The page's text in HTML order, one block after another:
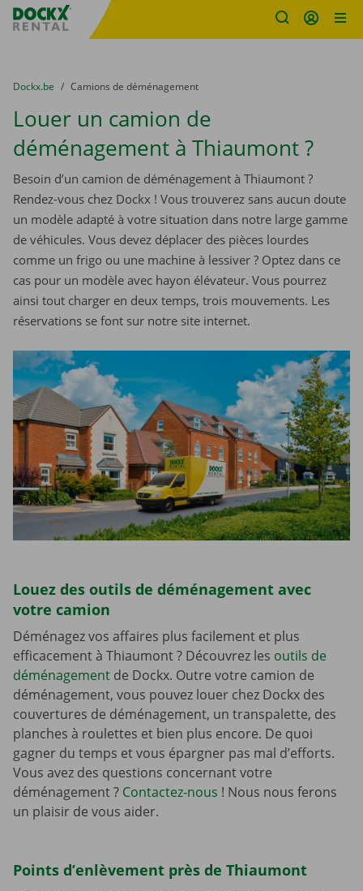
sitename
You are here:
du
Dockx.be to
Camions de déménagement
Louer un camion de
déménagement à Thiaumont ?
Besoin d’un camion de déménagement à Thiaumont ?
Rendez-vous chez Dockx ! Vous trouverez sans aucun doute
un modèle adapté à votre situation dans notre large gamme
de véhicules. Vous devez déplacer des pièces lourdes
comme un frigo ou une machine à lessiver ? Optez dans ce
cas pour un modèle avec hayon élévateur. Vous pourrez
ainsi tout charger en deux temps, trois mouvements. Les
réservations se font sur notre site internet.
Louez des outils de déménagement avec
votre camion
Déménagez vos affaires plus facilement et plus
efficacement à Thiaumont ? Découvrez les outils de
déménagement de Dockx. Outre votre camion de
déménagement, vous pouvez louer chez Dockx des
couvertures de déménagement, un transpalette, des
planches à roulettes et bien plus encore. De quoi
gagner du temps et vous épargner pas mal d’efforts.
Vous avez des questions concernant votre
déménagement ? Contactez-nous ! Nous nous ferons
un plaisir de vous aider.
Points d’enlèvement près de Thiaumont